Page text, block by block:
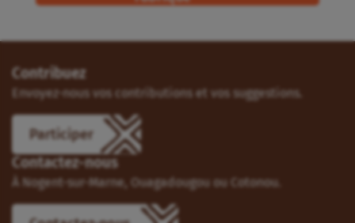
Contribuez
Envoyez-nous vos contributions et vos suggestions.
Participer
Contactez-nous
À Nogent-sur-Marne, Ouagadougou ou Cotonou.